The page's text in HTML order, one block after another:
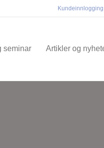
Kundeinnlogging
seminar Artikler og